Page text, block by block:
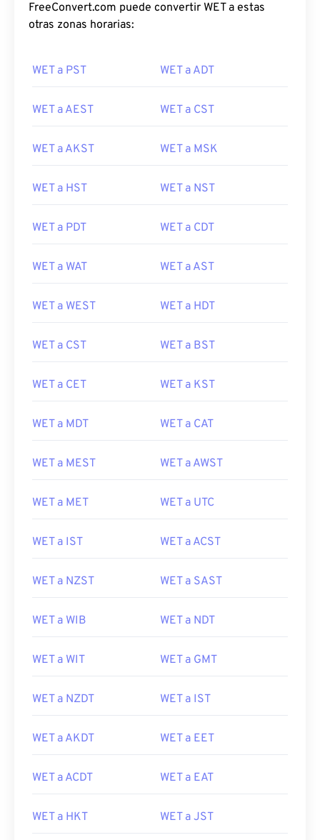
FreeConvert.com puede convertir WET a estas
otras zonas horarias:
WET a PST WET a ADT
WET a AEST WET a CST
WET a AKST WET a MSK
WET a HST WET a NST
WET a PDT WET a CDT
WET a WAT WET a AST
WET a WEST WET a HDT
WET a CST WET a BST
WET a CET WET a KST
WET a MDT WET a CAT
WET a MEST WET a AWST
WET a MET WET a UTC
WET a IST WET a ACST
WET a NZST WET a SAST
WET a WIB WET a NDT
WET a WIT WET a GMT
WET a NZDT WET a IST
WET a AKDT WET a EET
WET a ACDT WET a EAT
WET a HKT WET a JST